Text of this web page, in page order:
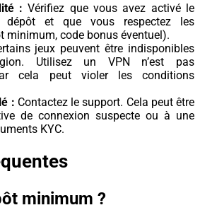
: Vérifiez que vous avez activé le
et que vous respectez les
minimum, code bonus éventuel).
jeux peuvent être indisponibles
Utilisez un VPN n’est pas
cela peut violer les conditions
: Contactez le support. Cela peut être
de connexion suspecte ou à une
KYC.
minimum ?